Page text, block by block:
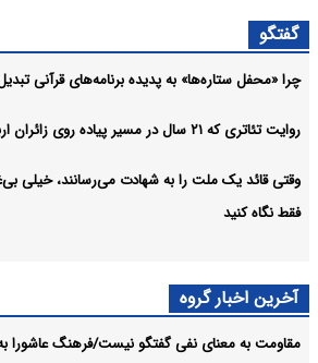
رسانه خواهد بود
فرهنگی:
محمد نواب‌زاده با بیش از هفت دهه فعالیت،
هنرهای نمایشی گذاشت
گفتگو
چرا «محفل ستاره‌ها» به پدیده برنامه‌های قرآنی
روایت تئاتری که ۲۱ سال در مسیر پیاده روی زائران اربعین عاشقی می‌کند
وقتی قائد یک ملت را به شهادت می‌رسانند، خیلی
فقط نگاه کنید
آخرین اخبار گروه
مقاومت به معنای نفی گفتگو نیست/فرهنگ عاشورا